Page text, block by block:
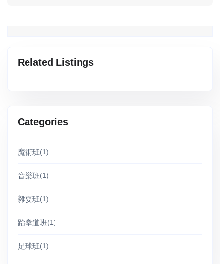
Related Listings
Categories
魔術班(1)
音樂班(1)
雜耍班(1)
跆拳道班(1)
足球班(1)